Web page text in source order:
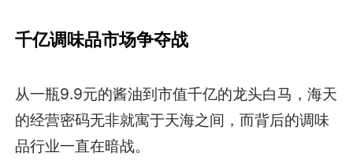
千亿调味品市场争夺战
从一瓶9.9元的酱油到市值千亿的龙头白马，海天
的经营密码无非就寓于天海之间，而背后的调味
品行业一直在暗战。